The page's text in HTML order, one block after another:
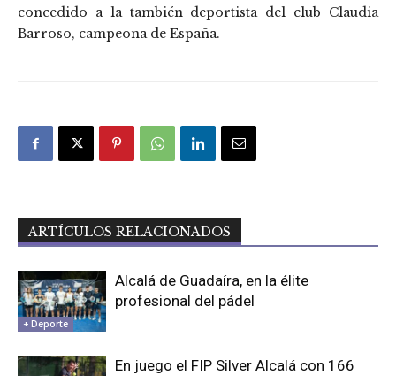
concedido a la también deportista del club Claudia
Barroso, campeona de España.
ARTÍCULOS RELACIONADOS
+ Deporte
Alcalá de Guadaíra, en la élite
profesional del pádel
En juego el FIP Silver Alcalá con 166